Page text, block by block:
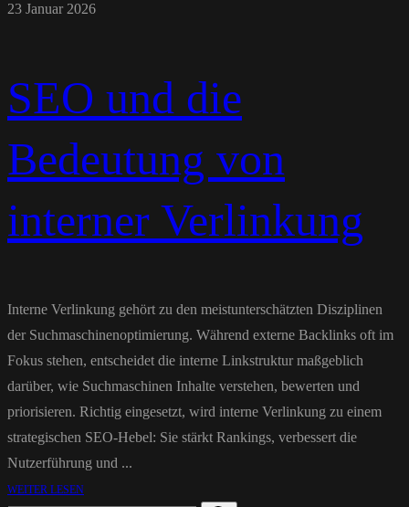
23 Januar 2026
SEO und die
Bedeutung von
interner Verlinkung
Interne Verlinkung gehört zu den meistunterschätzten Disziplinen
der Suchmaschinenoptimierung. Während externe Backlinks oft im
Fokus stehen, entscheidet die interne Linkstruktur maßgeblich
darüber, wie Suchmaschinen Inhalte verstehen, bewerten und
priorisieren. Richtig eingesetzt, wird interne Verlinkung zu einem
strategischen SEO-Hebel: Sie stärkt Rankings, verbessert die
Nutzerführung und ...
WEITER LESEN